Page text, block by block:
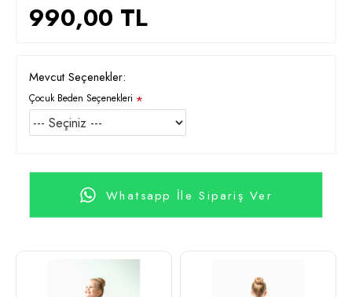
990,00 TL
Mevcut Seçenekler:
Çocuk Beden Seçenekleri
Whatsapp İle Sipariş Ver